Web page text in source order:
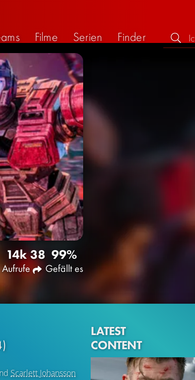
Filme Serien Finder
14k
Aufrufe
38 99%
Gefällt es
Scarlett Johansson
LATEST
CONTENT